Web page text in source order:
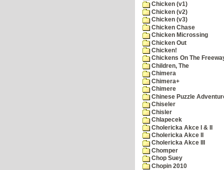
Chicken (v1)
Chicken (v2)
Chicken (v3)
Chicken Chase
Chicken Microssing
Chicken Out
Chicken!
Chickens On The
Children, The
Chimera
Chimera+
Chimere
Chinese Puzzle
Chiseler
Chisler
Chlapecek
Cholericka Akce I & II
Cholericka Akce II
Cholericka Akce III
Chomper
Chop Suey
Chopin 2010